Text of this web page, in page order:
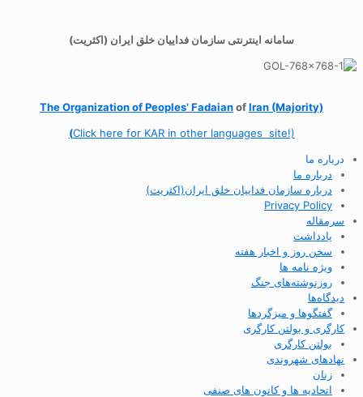
سامانه اینترنتی سازمان فداییان خلق ایران (اکثریت)
The Organization ofPeoples’ FadaianofIran (Majority)
(Click here for KAR in other languages site!)
درباره ما
درباره ما
درباره سازمان فداییان خلق ایران(اکثریت)
Privacy Policy
سرمقاله
یادداشت
سخن روز و اخبار هفته
ویژه نامه ها
روزنوشته‌های جنگ
دیدگاه‌ها
گفتگوها و میزگردها
کارگری و بولتن کارگری
بولتن کارگری
نهادهای شهروندی
زنان
اتحادیه ها و کانون های صنفی